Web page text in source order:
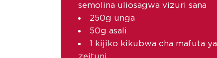
semolina uliosagwa vizuri sana
250g unga
50g asali
1 kijiko kikubwa cha mafuta ya
zeituni